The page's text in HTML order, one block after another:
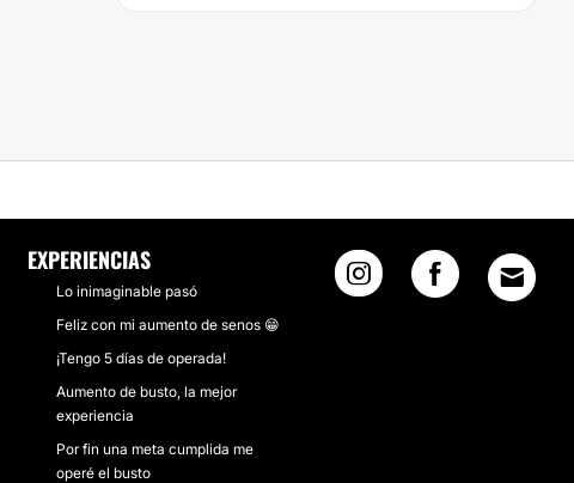
EXPERIENCIAS
Lo inimaginable pasó
Feliz con mi aumento de senos 😁
¡Tengo 5 días de operada!
Aumento de busto, la mejor
experiencia
Por fin una meta cumplida me
operé el busto